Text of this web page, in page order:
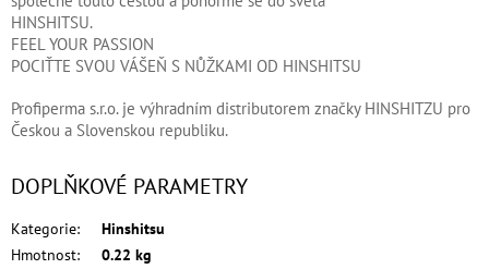
HINSHITSU.
FEEL YOUR PASSION
POCIŤTE SVOU VÁŠEŇ S NŮŽKAMI OD HINSHITSU
Profiperma s.r.o. je výhradním distributorem značky HINSHITZU pro
Českou a Slovenskou republiku.
DOPLŇKOVÉ PARAMETRY
Kategorie:
Hinshitsu
Hmotnost:
0.22 kg